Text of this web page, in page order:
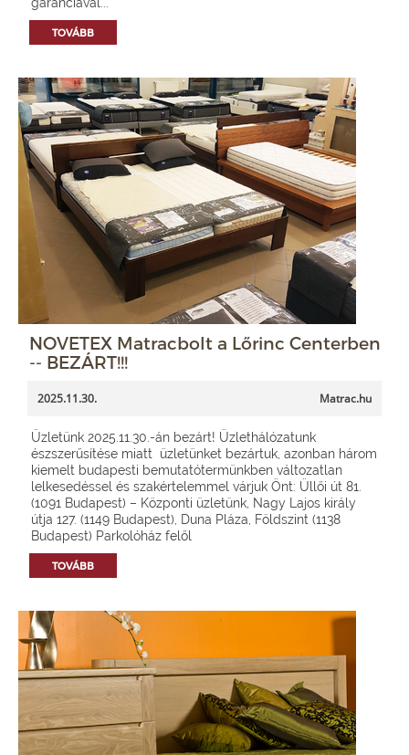
TOVÁBB
NOVETEX Matracbolt a Lőrinc Centerben
-- BEZÁRT!!!
2025.11.30. Matrac.hu
Üzletünk 2025.11.30.-án bezárt! Üzlethálózatunk
észszerűsítése miatt üzletünket bezártuk, azonban három
kiemelt budapesti bemutatótermünkben változatlan
lelkesedéssel és szakértelemmel várjuk Önt: Üllői út 81.
(1091 Budapest) – Központi üzletünk, Nagy Lajos király
útja 127. (1149 Budapest), Duna Pláza, Földszint (1138
Budapest) Parkolóház felől
TOVÁBB